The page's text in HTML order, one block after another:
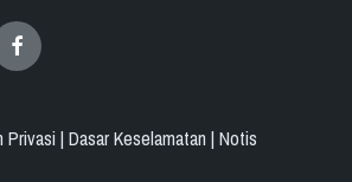
Facebook
Privasi | Dasar Keselamatan | Notis